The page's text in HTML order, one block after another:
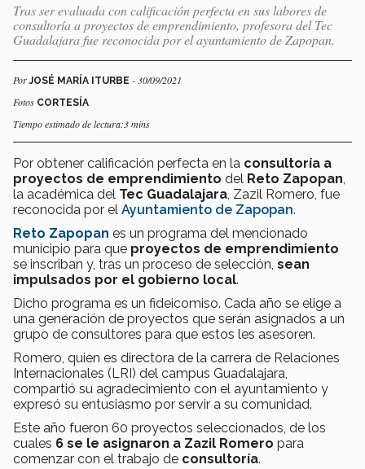
Tras ser evaluada con calificación perfecta en sus labores de
consultoría a proyectos de emprendimiento, profesora del Tec
Guadalajara fue reconocida por el ayuntamiento de Zapopan.
PorJOSÉ MARÍA ITURBE - 30/09/2021
Fotos CORTESÍA
Tiempo estimado de lectura:3 mins
Por obtener calificación perfecta en la consultoría a
proyectos de emprendimiento del Reto Zapopan
la académica del Tec Guadalajara , Zazil Romero, fue
reconocida por el Ayuntamiento de Zapopan.
Reto Zapopan es un programa del mencionado
municipio para que proyectos de emprendimiento
se inscriban y, tras un proceso de selección, sean
impulsados por el gobierno local.
Dicho programa es un fideicomiso. Cada año se elige a
una generación de proyectos que serán asignados a un
grupo de consultores para que estos les asesoren.
Romero, quien es directora de la carrera de Relaciones
Internacionales (LRI) del campus Guadalajara,
compartió su agradecimiento con el ayuntamiento y
expresó su entusiasmo por servir a su comunidad.
Este año fueron 60 proyectos seleccionados, de los
cuales 6 se le asignaron a Zazil Romero para
comenzar con el trabajo de consultoría.